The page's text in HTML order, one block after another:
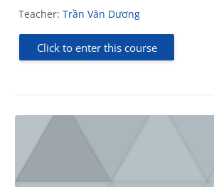
Teacher: Trần Văn Dương
Click to enter this course